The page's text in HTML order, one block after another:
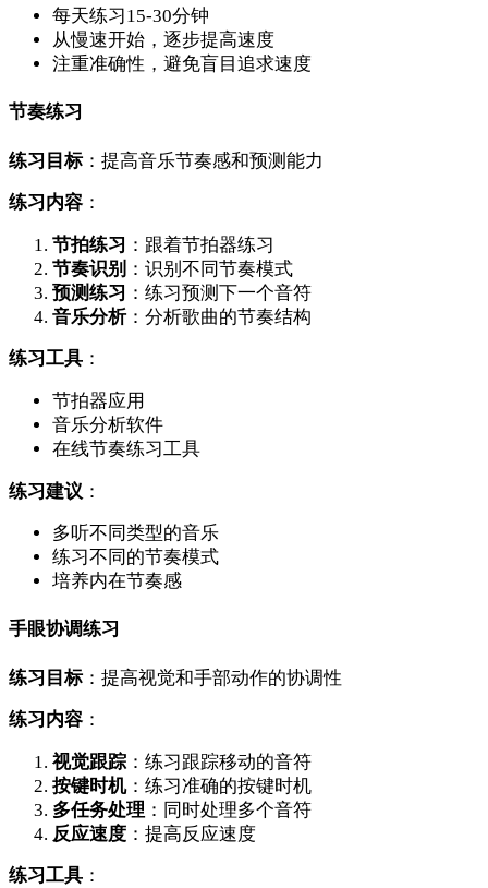
每天练习15-30分钟
从慢速开始，逐步提高速度
注重准确性，避免盲目追求速度
节奏练习
练习目标：提高音乐节奏感和预测能力
练习内容 ：
节拍练习 ：跟着节拍器练习
节奏识别 ：识别不同节奏模式
预测练习 ：练习预测下一个音符
音乐分析：分析歌曲的节奏结构
练习工具 ：
节拍器应用
音乐分析软件
在线节奏练习工具
练习建议 ：
多听不同类型的音乐
练习不同的节奏模式
培养内在节奏感
手眼协调练习
练习目标：提高视觉和手部动作的协调性
练习内容 ：
视觉跟踪 ：练习跟踪移动的音符
按键时机：练习准确的按键时机
多任务处理 ：同时处理多个音符
反应速度 ：提高反应速度
练习工具 ：